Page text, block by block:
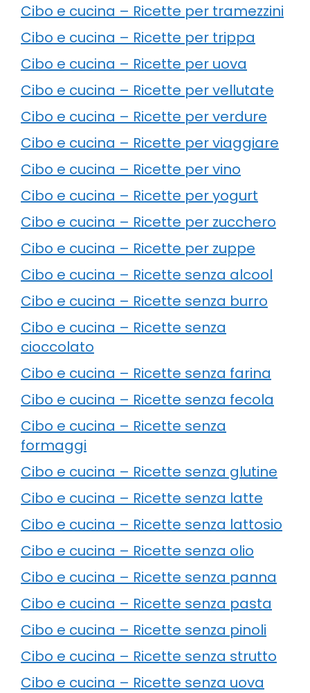
Cibo e cucina – Ricette per tramezzini
Cibo e cucina – Ricette per trippa
Cibo e cucina – Ricette per uova
Cibo e cucina – Ricette per vellutate
Cibo e cucina – Ricette per verdure
Cibo e cucina – Ricette per viaggiare
Cibo e cucina – Ricette per vino
Cibo e cucina – Ricette per yogurt
Cibo e cucina – Ricette per zucchero
Cibo e cucina – Ricette per zuppe
Cibo e cucina – Ricette senza alcool
Cibo e cucina – Ricette senza burro
Cibo e cucina – Ricette senza
cioccolato
Cibo e cucina – Ricette senza farina
Cibo e cucina – Ricette senza fecola
Cibo e cucina – Ricette senza
formaggi
Cibo e cucina – Ricette senza glutine
Cibo e cucina – Ricette senza latte
Cibo e cucina – Ricette senza lattosio
Cibo e cucina – Ricette senza olio
Cibo e cucina – Ricette senza panna
Cibo e cucina – Ricette senza pasta
Cibo e cucina – Ricette senza pinoli
Cibo e cucina – Ricette senza strutto
Cibo e cucina – Ricette senza uova